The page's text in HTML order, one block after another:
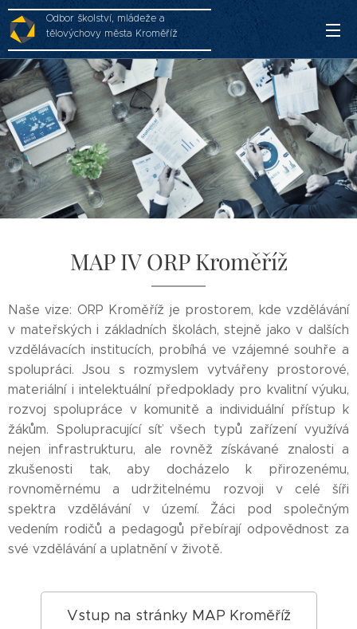
Odbor školství, mládeže a
tělovýchovy města Kroměříž
MAP IV ORP Kroměříž
Naše vize: ORP Kroměříž je prostorem, kde vzdělávání
v mateřských i základních školách, stejně jako v dalších
vzdělávacích institucích, probíhá ve vzájemné souhře a
spolupráci. Jsou s rozmyslem vytvářeny prostorové,
materiální i intelektuální předpoklady pro kvalitní výuku,
rozvoj spolupráce v komunitě a individuální přístup k
žákům. Spolupracující síť všech typů zařízení využívá
nejen infrastrukturu, ale rovněž získávané znalosti a
zkušenosti tak, aby docházelo k přirozenému,
rovnoměrnému a udržitelnému rozvoji v celé šíři
spektra vzdělávání v území. Žáci pod společným
vedením rodičů a pedagogů přebírají odpovědnost za
své vzdělávání a uplatnění v životě.
Vstup na stránky MAP Kroměříž